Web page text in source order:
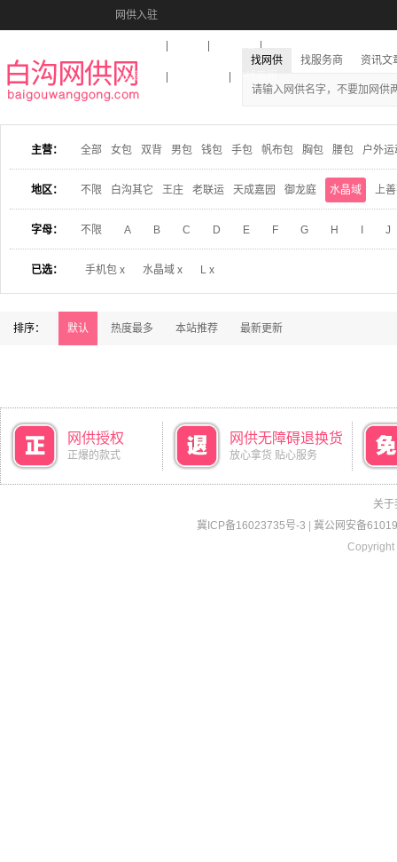
网供入驻
收藏本站
找网供 找服务商 资讯文
主营： 全部 女包 双背 男包 钱包 手包 帆布包 胸包 腰包 户外运
地区： 不限 白沟其它 王庄 老联运 天成嘉园 御龙庭 水晶域 上
字母： 不限 A B C D E F G H J
已选： 手机包 x 水晶域 x L x
排序： 默认 热度最多 本站推荐 最新更新
网供授权
正爆的款式
网供无障碍退换货
放心拿货 贴心服务
关于
冀ICP备16023735号-3
冀公网安备